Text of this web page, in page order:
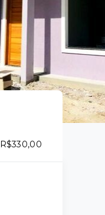
R$330,00